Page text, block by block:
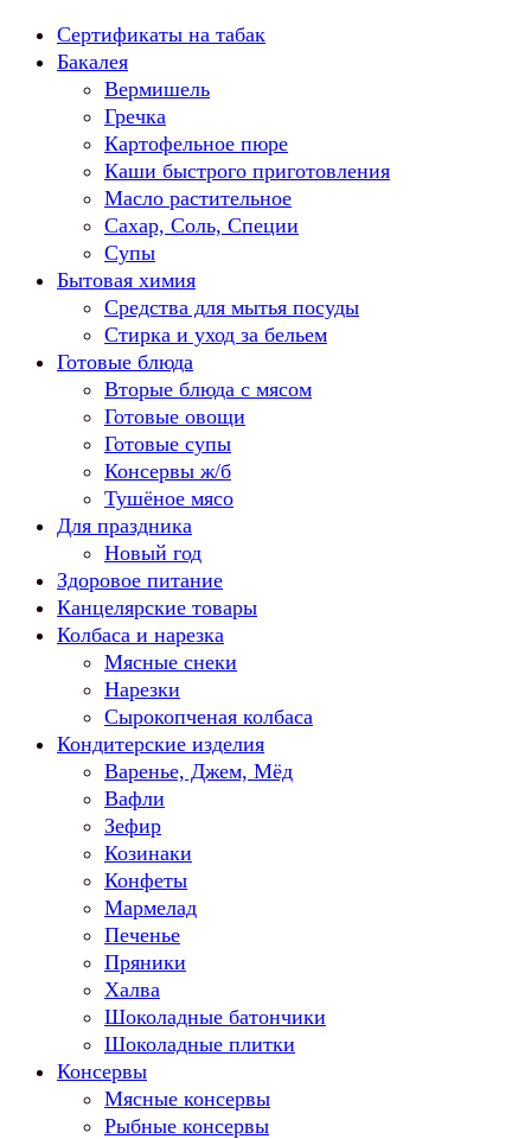
Перейти
содержанию
Сертификаты на табак
Бакалея
Вермишель
Гречка
Картофельное пюре
Каши быстрого приготовления
Масло растительное
Сахар, Соль, Специи
Супы
Бытовая химия
Средства для мытья посуды
Стирка и уход за бельем
Готовые блюда
Вторые блюда с мясом
Готовые овощи
Готовые супы
Консервы ж/б
Тушёное мясо
Для праздника
Новый год
Здоровое питание
Канцелярские товары
Колбаса и нарезка
Мясные снеки
Нарезки
Сырокопченая колбаса
Кондитерские изделия
Варенье, Джем, Мёд
Вафли
Зефир
Козинаки
Конфеты
Мармелад
Печенье
Пряники
Халва
Шоколадные батончики
Шоколадные плитки
Консервы
Мясные консервы
Рыбные консервы